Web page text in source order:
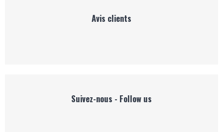
Avis clients
Suivez-nous - Follow us